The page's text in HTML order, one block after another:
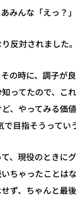
みんな「えっ？
反対されました。
その時に、調子が
ってたので、こ
、やってみる価
目指そうってい
、現役のときに
ちゃったことは
ず、ちゃんと最